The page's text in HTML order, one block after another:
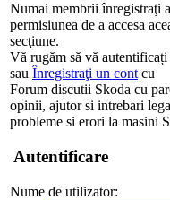
Numai membrii înregistraţi
permisiunea de a accesa
secţiune.
Vă rugăm să vă
sau Înregistraţi un cont cu
Forum discutii Skoda cu
opinii, ajutor si intrebari
probleme si erori la masini
Autentificare
Nume de utilizator: